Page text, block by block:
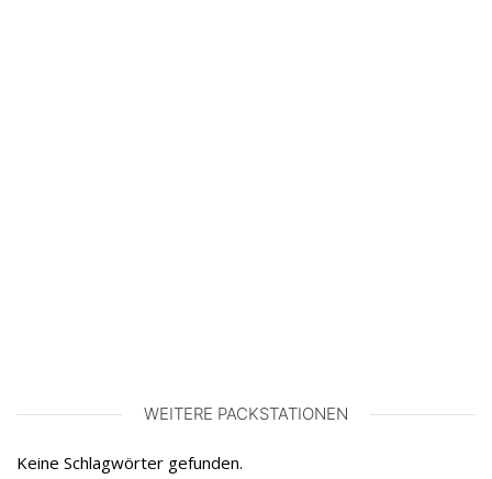
WEITERE PACKSTATIONEN
Keine Schlagwörter gefunden.